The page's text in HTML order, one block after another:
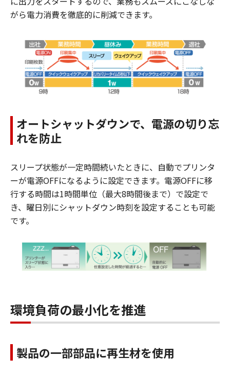
がら電力消費を徹底的に削減できます。
オートシャットダウンで、電源の切り忘
れを防止
スリープ状態が一定時間続いたときに、自動でプリンタ
ーが電源OFFになるように設定できます。電源OFFに移
行する時間は1時間単位（最大8時間後まで）で設定で
き、曜日別にシャットダウン時刻を設定することも可能
です。
環境負荷の最小化を推進
製品の一部部品に再生材を使用